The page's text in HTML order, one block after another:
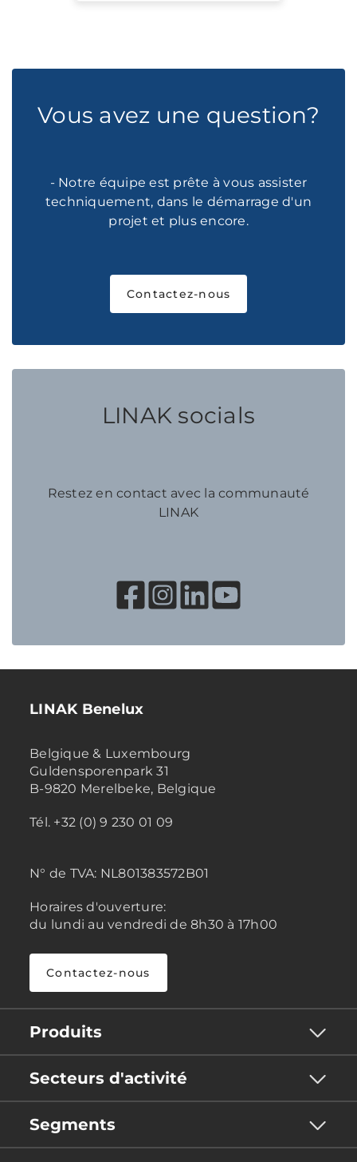
Vous avez une question?
- Notre équipe est prête à vous assister
techniquement, dans le démarrage d'un
projet et plus encore.
Contactez-nous
LINAK socials
Restez en contact avec la communauté
LINAK
LINAK Benelux
Belgique & Luxembourg
Guldensporenpark 31
B-9820 Merelbeke, Belgique
Tél. +32 (0) 9 230 01 09
N° de TVA: NL801383572B01
Horaires d'ouverture:
du lundi au vendredi de 8h30 à 17h00
Contactez-nous
Produits
Secteurs d'activité
Segments